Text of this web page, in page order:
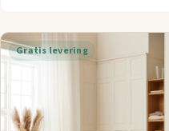
Gratis levering